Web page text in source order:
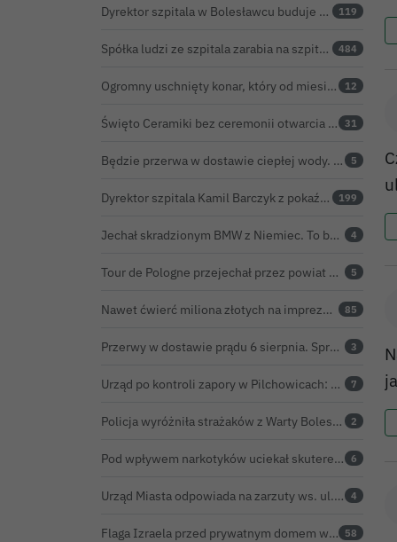
Dyrektor szpitala w Bolesławcu buduje medyczne imperium. „Gazeta Wyborcza” opisuje jego działalność w całej Polsce 119
Spółka ludzi ze szpitala zarabia na szpitalu w Bolesławcu. Kwoty pozostają tajne 484
Ogromny uschnięty konar, który od miesięcy zagrażał ludziom w Bolesławcu, wycięty 12
Święto Ceramiki bez ceremonii otwarcia na dworcu. Co z obietnicą prezydenta Bolesławca? 31
Będzie przerwa w dostawie ciepłej wody. ZEC Bolesławiec zapowiada prace remontowe 5
Dyrektor szpitala Kamil Barczyk z pokaźnym majątkiem 199
Jechał skradzionym BMW z Niemiec. To był dopiero początek problemów 33-latka 4
Tour de Pologne przejechał przez powiat bolesławiecki. Zobacz wideo z Zebrzydowej 5
Nawet ćwierć miliona złotych na imprezę restauratora. BOK nie chce ujawnić kosztów przed Świętem Ceramiki 85
Przerwy w dostawie prądu 6 sierpnia. Sprawdź, czy wyłączenia obejmą Twoją miejscowość 3
Urząd po kontroli zapory w Pilchowicach: 23,47 tony martwych ryb i zawiadomienie do prokuratury 7
Policja wyróżniła strażaków z Warty Bolesławieckiej. To efekt nocnej akcji, która zakończyła się sukcesem 2
Pod wpływem narkotyków uciekał skuterem. Pościg zakończył w polu kukurydzy 6
Urząd Miasta odpowiada na zarzuty ws. ul. Sokolej. „Droga spełnia wszystkie normy” 4
Flaga Izraela przed prywatnym domem w Bolesławcu. Czy można ją legalnie wywiesić? 58